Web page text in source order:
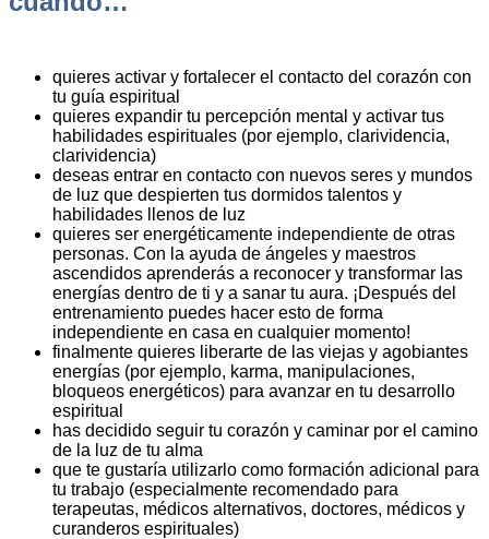
quieres activar y fortalecer el contacto del corazón con
tu guía espiritual
quieres expandir tu percepción mental y activar tus
habilidades espirituales (por ejemplo, clarividencia,
clarividencia)
deseas entrar en contacto con nuevos seres y mundos
de luz que despierten tus dormidos talentos y
habilidades llenos de luz
quieres ser energéticamente independiente de otras
personas. Con la ayuda de ángeles y maestros
ascendidos aprenderás a reconocer y transformar las
energías dentro de ti y a sanar tu aura. ¡Después del
entrenamiento puedes hacer esto de forma
independiente en casa en cualquier momento!
finalmente quieres liberarte de las viejas y agobiantes
energías (por ejemplo, karma, manipulaciones,
bloqueos energéticos) para avanzar en tu desarrollo
espiritual
has decidido seguir tu corazón y caminar por el camino
de la luz de tu alma
que te gustaría utilizarlo como formación adicional para
tu trabajo (especialmente recomendado para
terapeutas, médicos alternativos, doctores, médicos y
curanderos espirituales)